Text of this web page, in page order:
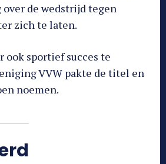
de wedstrijd tegen
zich te laten.
ook sportief succes te
VVW pakte de titel en
noemen.